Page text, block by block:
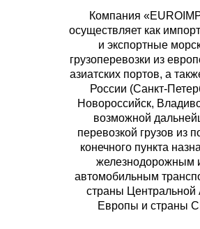
Компания
осуществляет как
и экспортные
грузоперевозки из
азиатских портов, а
России (Санкт-
Новороссийск,
возможной
перевозкой грузов из
конечного пункта
железнодорожным
автомобильным
страны Центральной
Европы и страны